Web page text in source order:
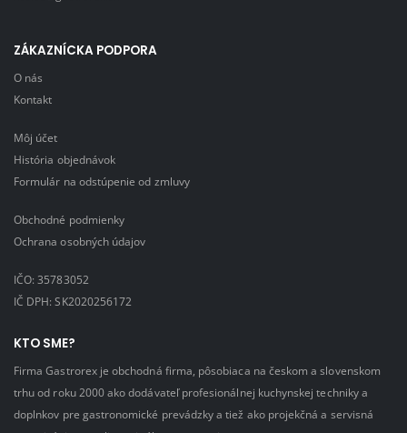
ZÁKAZNÍCKA PODPORA
O nás
Kontakt
Môj účet
História objednávok
Formulár na odstúpenie od zmluvy
Obchodné podmienky
Ochrana osobných údajov
IČO: 35783052
IČ DPH: SK2020256172
KTO SME?
Firma Gastrorex je obchodná firma, pôsobiaca na českom a slovenskom
trhu od roku 2000 ako dodávateľ profesionálnej kuchynskej techniky a
doplnkov pre gastronomické prevádzky a tiež ako projekčná a servisná